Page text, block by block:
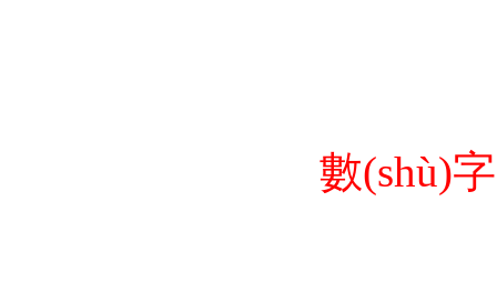
數(shù)